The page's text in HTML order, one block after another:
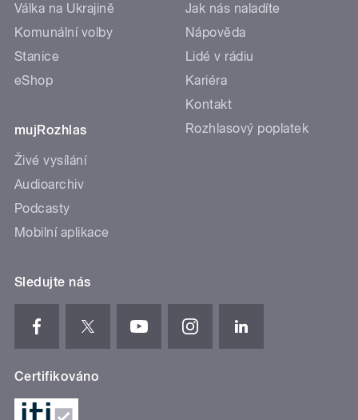
Válka na Ukrajině
Komunální volby
Stanice
eShop
mujRozhlas
Živé vysílání
Audioarchiv
Podcasty
Mobilní aplikace
Jak nás naladíte
Nápověda
Lidé v rádiu
Kariéra
Kontakt
Rozhlasový poplatek
Sledujte nás
Certifikováno